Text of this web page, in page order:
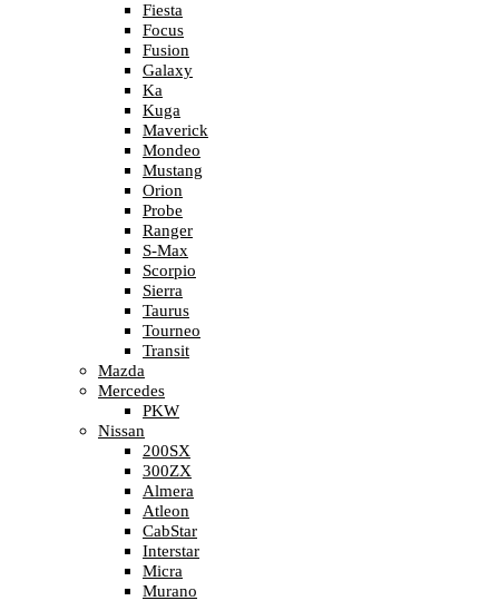
Fiesta
Focus
Fusion
Galaxy
Ka
Kuga
Maverick
Mondeo
Mustang
Orion
Probe
Ranger
S-Max
Scorpio
Sierra
Taurus
Tourneo
Transit
Mazda
Mercedes
PKW
Nissan
200SX
300ZX
Almera
Atleon
CabStar
Interstar
Micra
Murano